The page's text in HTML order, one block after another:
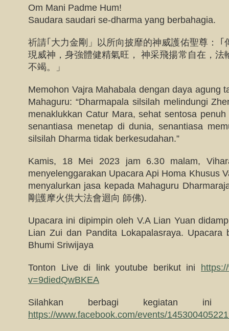
Om Mani Padme Hum!
Saudara saudari se-dharma yang berbahagia.
祈請｢大力金剛」以所向披靡的神威護佑聖尊： ｢
現威神，身強體健精氣旺， 神采飛揚常自在，法
不竭。」
Memohon Vajra Mahabala dengan daya agung
Mahaguru: “Dharmapala silsilah melindungi
menaklukkan Catur Mara, sehat sentosa
senantiasa menetap di dunia, senantiasa
silsilah Dharma tidak berkesudahan.”
Kamis, 18 Mei 2023 jam 6.30 malam,
menyelenggarakan Upacara Api Homa Khusus
menyalurkan jasa kepada Mahaguru
剛護摩火供大法會迴向 師佛).
Upacara ini dipimpin oleh V.A Lian Yuan
Lian Zui dan Pandita Lokapalasraya. Upacara
Bhumi Sriwijaya
Tonton Live di link youtube berikut ini
v=9diedQwBKEA
Silahkan berbagi kegiatan
https://www.facebook.com/events/